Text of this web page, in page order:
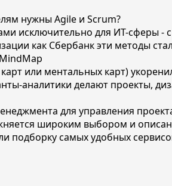
нужны Agile и Scrum?
исключительно для ИТ-сферы
как Сбербанк эти методы
или ментальных карт)
аналитики делают проекты,
для управления
широким выбором и
подборку самых удобных